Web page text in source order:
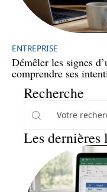
ENTREPRISE
Démêler les signes
comprendre ses
Recherche
Les dernières